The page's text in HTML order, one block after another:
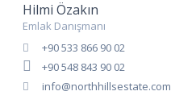
Hilmi Özakın
Emlak Danışmanı
+90 533 866 90 02
+90 548 843 90 02
info@northhillsestate.com